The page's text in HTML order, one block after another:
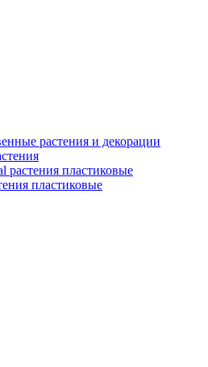
растения и декорации
растения пластиковые
пластиковые